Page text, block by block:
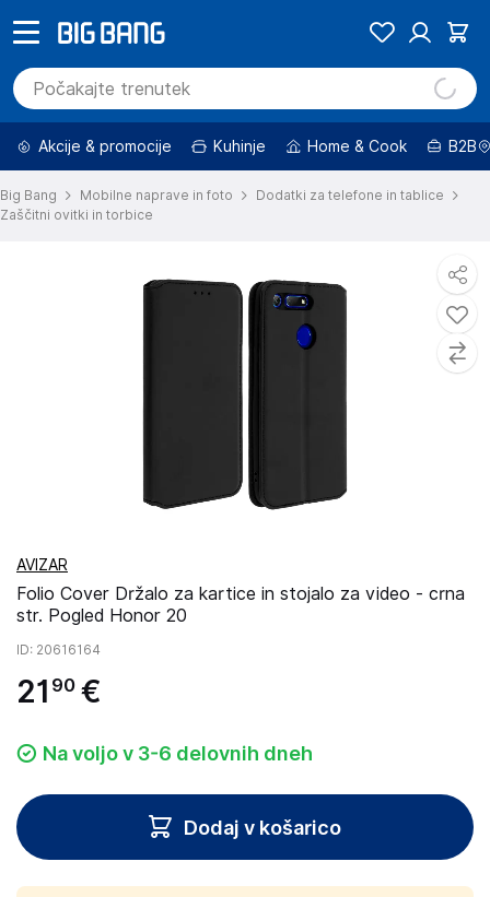
Akcije & promocije Kuhinje Home & Cook B2B
Big Bang Mobilne naprave in foto
Dodatki za telefone in tablice
Zaščitni ovitki in torbice
AVIZAR
Folio Cover Držalo za kartice in stojalo za video - crna
str. Pogled Honor 20
ID: 20616164
21 90 €
Na voljo v 3-6 delovnih dneh
Dodaj v košarico